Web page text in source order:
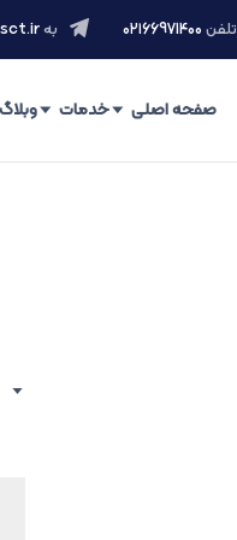
تلفن ۰۲۱66971400 به
صفحه اصلی خدمات وبلاگ